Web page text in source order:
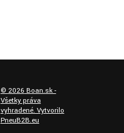
© 2026 Boan.sk -
Všetky práva
vyhradené. Vytvorilo
PneuB2B.eu